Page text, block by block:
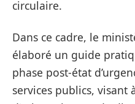
circulaire.
Dans ce cadre, le
élaboré un guide
phase post-état
services publics,